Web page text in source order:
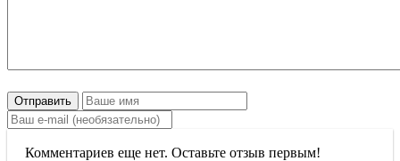
Отправить
Комментариев еще нет. Оставьте отзыв первым!